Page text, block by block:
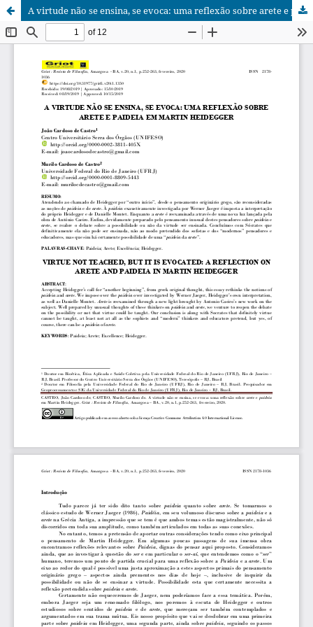
A virtude não se ensina, se evoca: uma reflexão sobre arete e paideia em Martin Heidegger